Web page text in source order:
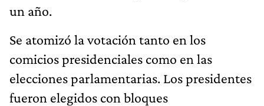
un año.
Se atomizó la votación tanto en los
comicios presidenciales como en las
elecciones parlamentarias. Los presidentes
fueron elegidos con bloques